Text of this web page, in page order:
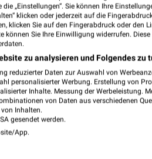
❯
Gültig von
📅
„Einstellungen“. Sie können Ihre
klicken oder jederzeit auf die
klicken Sie auf den Fingerabdruck oder den
können Sie Ihre Einwilligung widerrufen.
zu analysieren und Folgendes zu
reduzierter Daten zur Auswahl von
personalisierter Werbung. Erstellung von
Inhalte. Messung der Werbeleistung.
von Daten aus verschiedenen
Inhalten.
gesendet werden.
App.